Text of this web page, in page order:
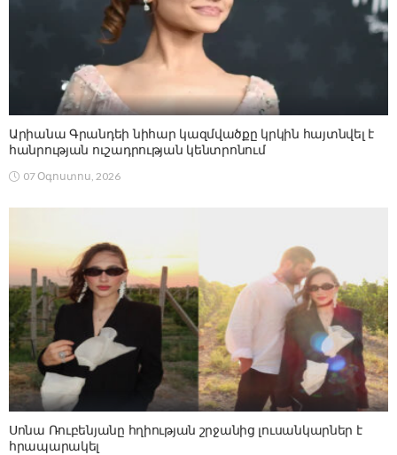
Արիանա Գրանդեի նիհար կազմվածքը կրկին հայտնվել է
հանրության ուշադրության կենտրոնում
07 Օգոստոս, 2026
Սոնա Ռուբենյանը հղիության շրջանից լուսանկարներ է
հրապարակել